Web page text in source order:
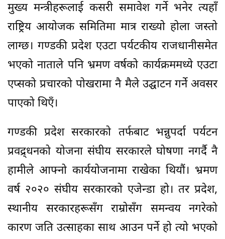
मुख्य मन्त्रीहरूलाई कसरी समावेश गर्ने भनेर त्यहाँ
राष्ट्रिय आयोजक समितिमा मात्र राख्यो होला जस्तो
लाग्छ। गण्डकी प्रदेश एउटा पर्यटकीय राजधानीसमेत
भएको नाताले पनि भ्रमण वर्षको कार्यक्रममध्ये एउटा
एप्सको प्रचारको पोखरामा नै मैले उद्घाटन गर्ने अवसर
पाएको थिएँ।
गण्डकी प्रदेश सरकारको तर्फबाट भन्नुपर्दा पर्यटन
प्रवद्र्धनको योजना संघीय सरकारले घोषणा नगर्दै नै
हामीले आफ्नो कार्ययोजनामा राखेका थियौं। भ्रमण
वर्ष २०२० संघीय सरकारको एजेन्डा हो। तर प्रदेश,
स्थानीय सरकारहरूसँग राम्रोसँग समन्वय नगरेको
कारण जति उत्साहका साथ आउन पर्ने हो त्यो भएको